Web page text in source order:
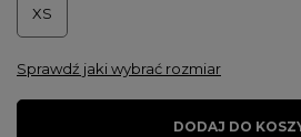
XS
Sprawdź jaki wybrać rozmiar
DODAJ DO